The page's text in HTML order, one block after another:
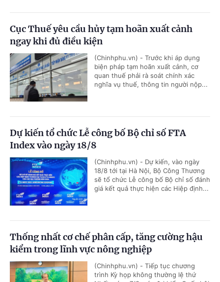
Cục Thuế yêu cầu hủy tạm hoãn xuất cảnh
ngay khi đủ điều kiện
(Chinhphu.vn) - Trước khi áp dụng
biện pháp tạm hoãn xuất cảnh, cơ
quan thuế phải rà soát chính xác
nghĩa vụ thuế, thông tin người nộp...
Dự kiến tổ chức Lễ công bố Bộ chỉ số FTA
Index vào ngày 18/8
(Chinhphu.vn) - Dự kiến, vào ngày
18/8 tới tại Hà Nội, Bộ Công Thương
sẽ tổ chức Lễ công bố Bộ chỉ số đánh
giá kết quả thực hiện các Hiệp định...
Thống nhất cơ chế phân cấp, tăng cường hậu
kiểm trong lĩnh vực nông nghiệp
(Chinhphu.vn) - Tiếp tục chương
trình Kỳ họp không thường lệ thứ